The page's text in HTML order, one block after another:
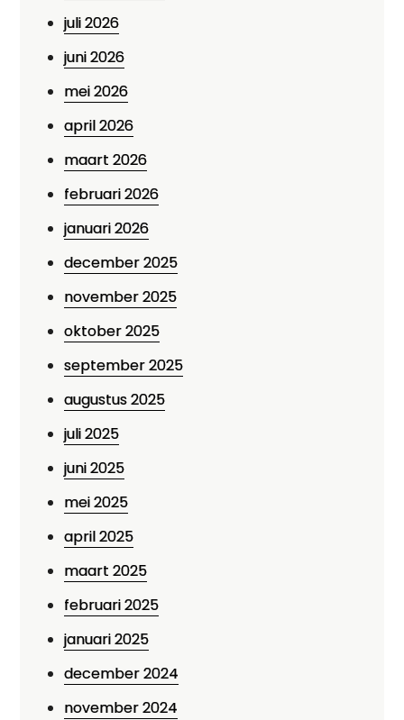
juli 2026
juni 2026
mei 2026
april 2026
maart 2026
februari 2026
januari 2026
december 2025
november 2025
oktober 2025
september 2025
augustus 2025
juli 2025
juni 2025
mei 2025
april 2025
maart 2025
februari 2025
januari 2025
december 2024
november 2024